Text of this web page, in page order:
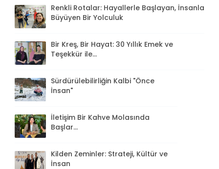
Renkli Rotalar: Hayallerle Başlayan, İnsanla
Büyüyen Bir Yolculuk
Bir Kreş, Bir Hayat: 30 Yıllık Emek ve
Teşekkür ile...
Sürdürülebilirliğin Kalbi "Önce
İnsan"
İletişim Bir Kahve Molasında
Başlar...
Kilden Zeminler: Strateji, Kültür ve
İnsan